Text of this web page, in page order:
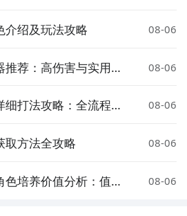
介绍及玩法攻略 08-06
荐：高伤害与实用性
08-06
打法攻略：全流程通
08-06
取方法全攻略 08-06
培养价值分析：值得
08-06